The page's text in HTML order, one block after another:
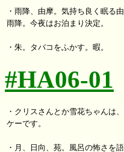
・雨降、由摩。気持ち良く眠る
雨降。今夜はお泊まり決定。
#HA06-01
・クリスさんとか雪花ちゃんは
ケーです。
・月、日向、苑。風呂の怖さを